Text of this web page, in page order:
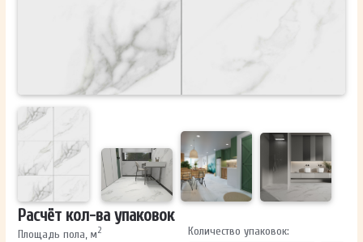
Расчёт кол-ва упаковок
Площадь пола, м2 Количество упаковок: